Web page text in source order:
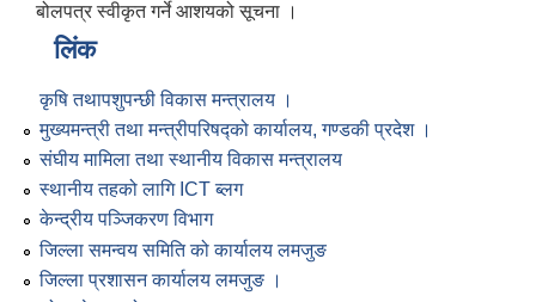
बोलपत्र स्वीकृत गर्ने आशयको सूचना ।
लिंक
कृषि तथापशुपन्छी विकास मन्त्रालय ।
मुख्यमन्त्री तथा मन्त्रीपरिषद्को कार्यालय, गण्डकी प्रदेश ।
संघीय मामिला तथा स्थानीय विकास मन्त्रालय
स्थानीय तहको लागि ICT ब्लग
केन्द्रीय पञ्जिकरण विभाग
जिल्ला समन्वय समिति को कार्यालय लमजुङ
जिल्ला प्रशासन कार्यालय लमजुङ ।